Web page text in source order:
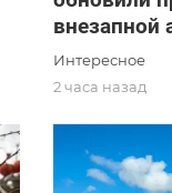
внезапной
Интересное
2 часа назад